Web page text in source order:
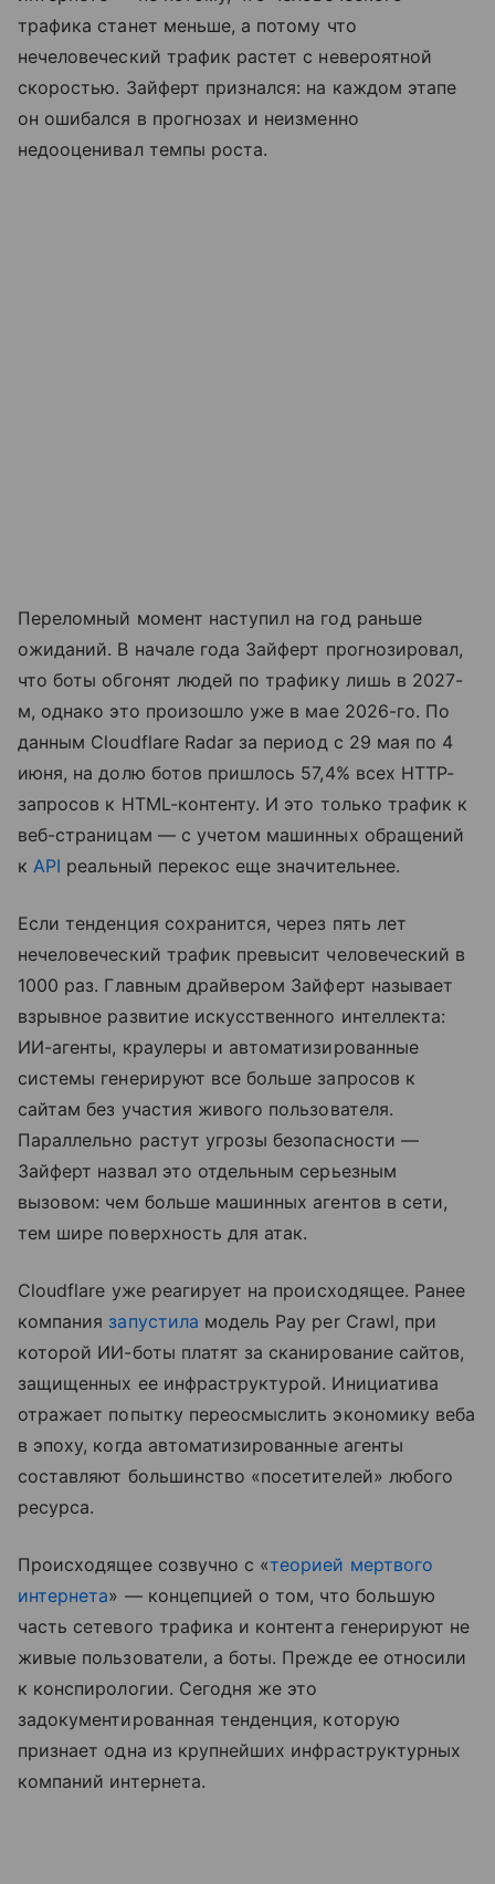
трафика станет меньше, а потому что
нечеловеческий трафик растет с невероятной
скоростью. Зайферт признался: на каждом этапе
он ошибался в прогнозах и неизменно
недооценивал темпы роста.
Переломный момент наступил на год раньше
ожиданий. В начале года Зайферт прогнозировал,
что боты обгонят людей по трафику лишь в 2027-
м, однако это произошло уже в мае 2026-го. По
данным Cloudflare Radar за период с 29 мая по 4
июня, на долю ботов пришлось 57,4% всех HTTP-
запросов к HTML-контенту. И это только трафик к
веб-страницам — с учетом машинных обращений
кAPI реальный перекос еще значительнее.
Если тенденция сохранится, через пять лет
нечеловеческий трафик превысит человеческий в
1000 раз. Главным драйвером Зайферт называет
взрывное развитие искусственного интеллекта:
ИИ-агенты, краулеры и автоматизированные
системы генерируют все больше запросов к
сайтам без участия живого пользователя.
Параллельно растут угрозы безопасности —
Зайферт назвал это отдельным серьезным
вызовом: чем больше машинных агентов в сети,
тем шире поверхность для атак.
Cloudflare уже реагирует на происходящее. Ранее
компания запустила модель Pay per Crawl, при
которой ИИ-боты платят за сканирование сайтов,
защищенных ее инфраструктурой. Инициатива
отражает попытку переосмыслить экономику веба
в эпоху, когда автоматизированные агенты
составляют большинство «посетителей» любого
ресурса.
Происходящее созвучно с «теорией мертвого
интернета» — концепцией о том, что большую
часть сетевого трафика и контента генерируют не
живые пользователи, а боты. Прежде ее относили
к конспирологии. Сегодня же это
задокументированная тенденция, которую
признает одна из крупнейших инфраструктурных
компаний интернета.